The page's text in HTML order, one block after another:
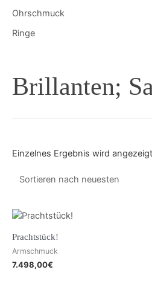
Ohrschmuck
Ringe
Brillanten;
Einzelnes Ergebnis wird angezeigt
Prachtstück!
Armschmuck
7.498,00€